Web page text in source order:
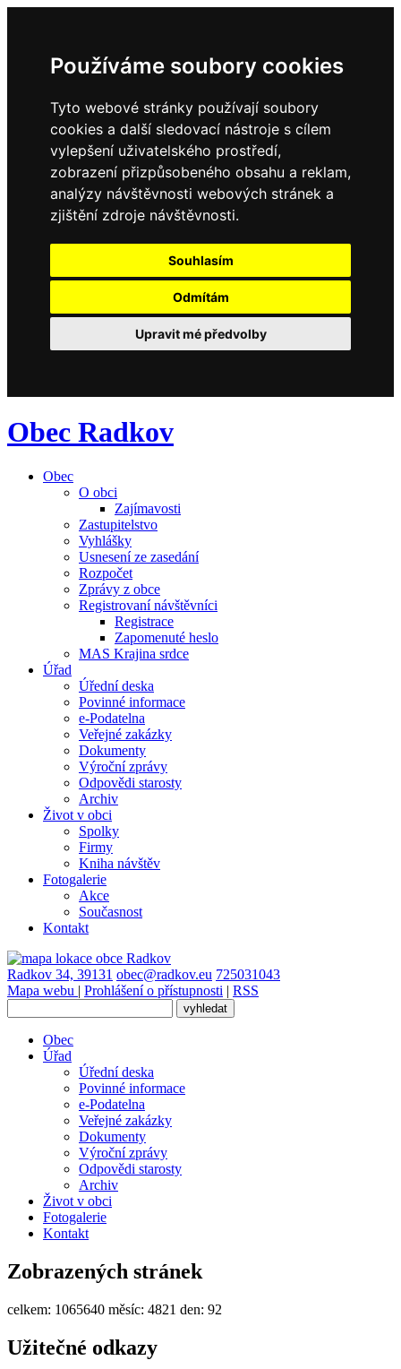
Používáme soubory cookies
Tyto webové stránky používají soubory
cookies a další sledovací nástroje s cílem
vylepšení uživatelského prostředí,
zobrazení přizpůsobeného obsahu a reklam,
analýzy návštěvnosti webových stránek a
zjištění zdroje návštěvnosti.
Souhlasím
Odmítám
Upravit mé předvolby
Obec Radkov
Obec
O obci
Zajímavosti
Zastupitelstvo
Vyhlášky
Usnesení ze zasedání
Rozpočet
Zprávy z obce
Registrovaní návštěvníci
Registrace
Zapomenuté heslo
MAS Krajina srdce
Úřad
Úřední deska
Povinné informace
e-Podatelna
Veřejné zakázky
Dokumenty
Výroční zprávy
Odpovědi starosty
Archiv
Život v obci
Spolky
Firmy
Kniha návštěv
Fotogalerie
Akce
Současnost
Kontakt
Radkov 34, 39131 obec@radkov.eu 725031043
Mapa webu | Prohlášení o přístupnosti | RSS
Obec
Úřad
Úřední deska
Povinné informace
e-Podatelna
Veřejné zakázky
Dokumenty
Výroční zprávy
Odpovědi starosty
Archiv
Život v obci
Fotogalerie
Kontakt
Zobrazených stránek
celkem: 1065640 měsíc: 4821 den: 92
Užitečné odkazy